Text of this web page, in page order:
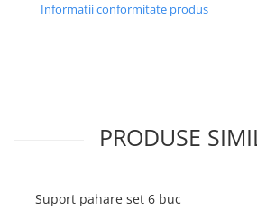
Lungime 5 m, latime 6 cm.
Informatii conformitate produs
PRODUSE
Suport pahare set 6 buc